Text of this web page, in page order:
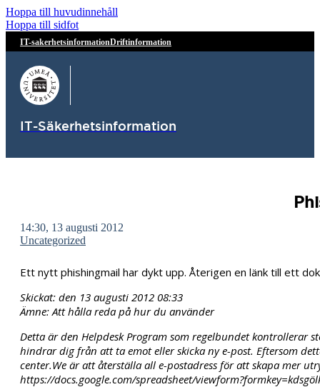
Hoppa till huvudinnehåll
Hoppa till sidfot
IT-sakerhetsinformationDriftinformation
IT-Säkerhetsinformation
14:30, 13 augusti 2012
Uncategorized
Ett nytt phishingmail har dykt upp. Återigen en länk till ett
Skickat: den 13 augusti 2012 08:33
Ämne: Att hålla reda på hur du använder
Detta är den Helpdesk Program som regelbundet
hindrar dig från att ta emot eller skicka ny e-post. Eftersom
center.We är att återställa all e-postadress för att skapa mer
https://docs.google.com/spreadsheet/